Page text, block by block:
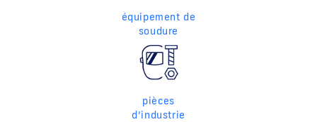
équipement de
soudure
pièces
d’industrie